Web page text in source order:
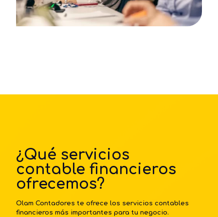
¿Qué servicios
contable financieros
ofrecemos?
Olam Contadores te ofrece los servicios contables
financieros más importantes para tu negocio.